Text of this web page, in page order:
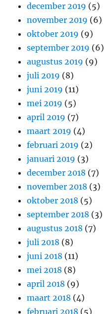
december 2019 (5)
november 2019 (6)
oktober 2019 (9)
september 2019 (6)
augustus 2019 (9)
juli 2019 (8)
juni 2019 (11)
mei 2019 (5)
april 2019 (7)
maart 2019 (4)
februari 2019 (2)
januari 2019 (3)
december 2018 (7)
november 2018 (3)
oktober 2018 (5)
september 2018 (3)
augustus 2018 (7)
juli 2018 (8)
juni 2018 (11)
mei 2018 (8)
april 2018 (9)
maart 2018 (4)
februari 2018 (5)